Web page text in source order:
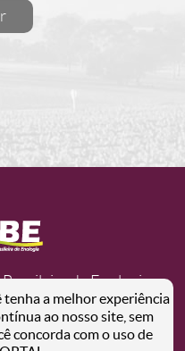
de Enologia
- +55 54 3452.6289
a melhor experiência
ao nosso site, sem
concorda com o uso de